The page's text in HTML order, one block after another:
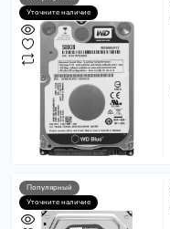
Уточните наличие
Популярный
Уточните наличие